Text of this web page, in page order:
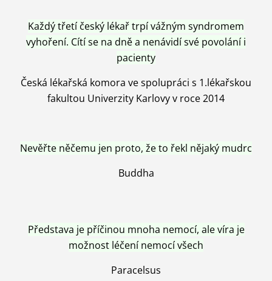
Každý třetí český lékař trpí vážným syndromem
vyhoření. Cítí se na dně a nenávidí své povolání i
pacienty
Česká lékařská komora ve spolupráci s 1.lékařskou
fakultou Univerzity Karlovy v roce 2014
Nevěřte něčemu jen proto, že to řekl nějaký mudrc
Buddha
Představa je příčinou mnoha nemocí, ale víra je
možnost léčení nemocí všech
Paracelsus